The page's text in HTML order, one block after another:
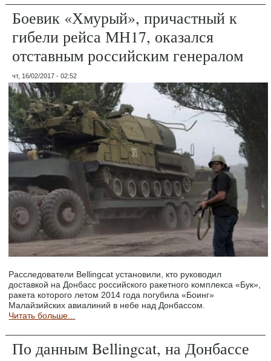
Боевик «Хмурый», причастный к
гибели рейса МН17, оказался
отставным российским генералом
чт, 16/02/2017 - 02:52
Расследователи Bellingcat установили, кто руководил
доставкой на Донбасс российского ракетного комплекса «Бук»,
ракета которого летом 2014 года погубила «Боинг»
Малайзийских авиалиний в небе над Донбассом.
Читать больше...
По данным Bellingcat, на Донбассе